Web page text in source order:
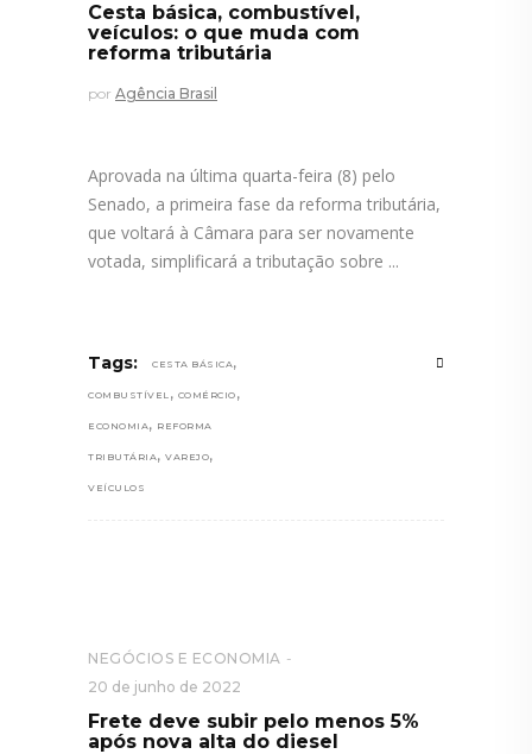
Cesta básica, combustível,
veículos: o que muda com
reforma tributária
por Agência Brasil
Aprovada na última quarta-feira (8) pelo
Senado, a primeira fase da reforma tributária,
que voltará à Câmara para ser novamente
votada, simplificará a tributação sobre
Tags: CESTA BÁSICA,
COMBUSTÍVEL , COMÉRCIO ,
ECONOMIA, REFORMA
TRIBUTÁRIA, VAREJO,
VEÍCULOS
NEGÓCIOS E ECONOMIA
20 de junho de 2022
Frete deve subir pelo menos 5%
após nova alta do diesel